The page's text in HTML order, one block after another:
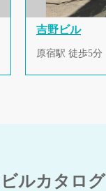
吉野ビル
原宿駅 徒歩5分
ルカタログ